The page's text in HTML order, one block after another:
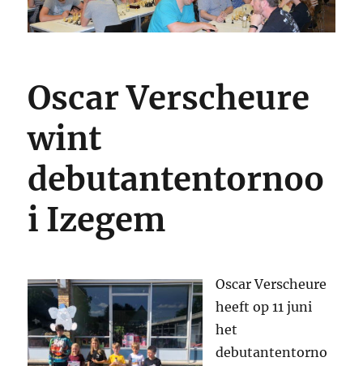
Oscar Verscheure
wint
debutantentornoo
i Izegem
Oscar Verscheure
heeft op 11 juni
het
debutantentorno